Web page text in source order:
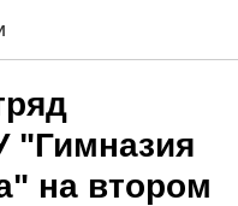
на втором